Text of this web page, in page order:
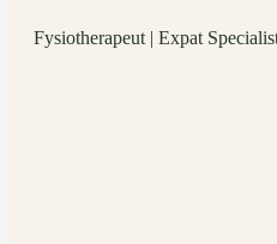
Fysiotherapeut | Expat